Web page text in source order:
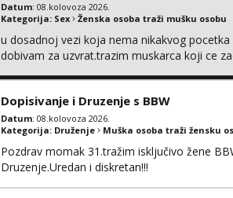
Datum: 08.kolovoza 2026.
Kategorija: Sex Ženska osoba traži mušku osobu
u dosadnoj vezi koja nema nikakvog
dobivam za uzvrat.trazim muskarca koji ce
Dopisivanje i Druzenje s BBW
Datum: 08.kolovoza 2026.
Kategorija: Druženje Muška osoba traži žensku
Pozdrav momak 31.tražim isključivo žene
Druzenje.Uredan i diskretan!!!